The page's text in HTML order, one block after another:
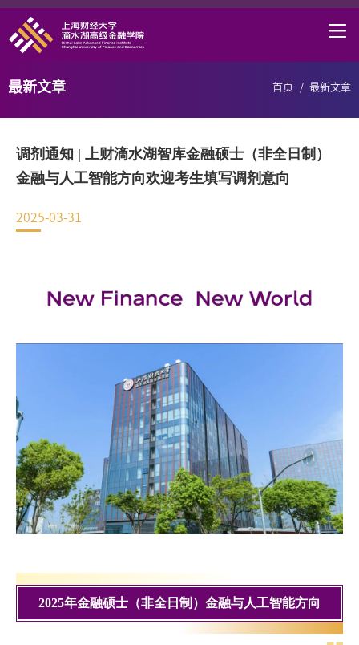
首页
学术研究
院长邮箱
地址：上海市浦东新区海基六路99号创新魔坊三期2号楼
邮编：201306
总机：021-38221153
邮箱：dafi@sufe.edu.cn
首页 / 最新文章
最新文章
调剂通知 | 上财滴水湖智库金融硕士（非全日制）
金融与人工智能方向欢迎考生填写调剂意向
2025-03-31
2025年金融硕士（非全日制）金融与人工智能方向